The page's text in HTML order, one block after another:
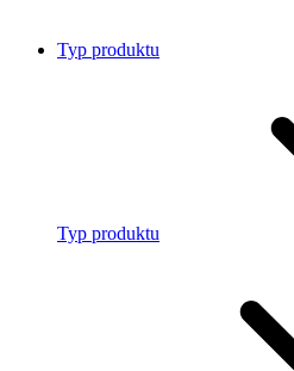
Typ produktu
Typ produktu